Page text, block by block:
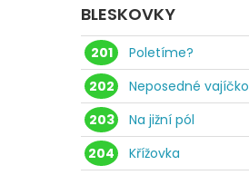
BLESKOVKY
201
Poletíme?
202
Neposedné vajíčko
203
Na jižní pól
204
Křížovka